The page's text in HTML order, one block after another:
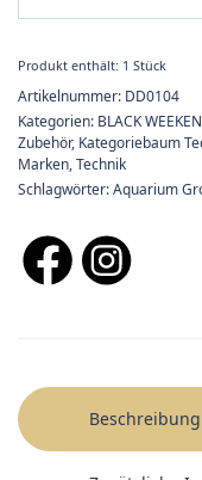
Produkt enthält: 1Stück
Artikelnummer: DD0104
Kategorien: BLACK
Zubehör, Kategoriebaum
Marken,Technik
Schlagwörter:Aquarium
Beschreibung